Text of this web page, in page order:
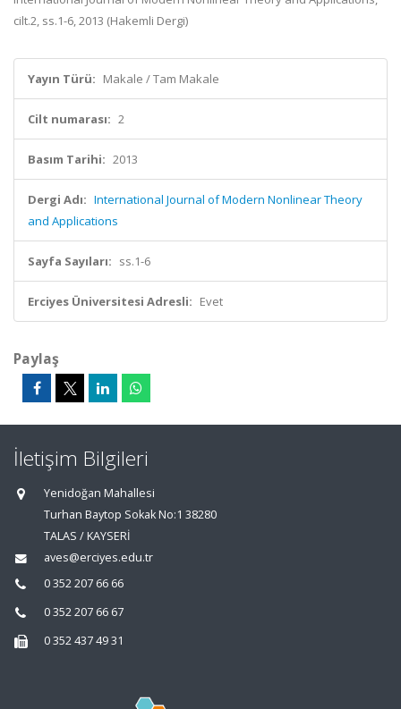
cilt.2, ss.1-6, 2013 (Hakemli Dergi)
Yayın Türü: Makale / Tam Makale
Cilt numarası: 2
Basım Tarihi: 2013
Dergi Adı: International Journal of Modern Nonlinear Theory
and Applications
Sayfa Sayıları: ss.1-6
Erciyes Üniversitesi Adresli: Evet
Paylaş
İletişim Bilgileri
Yenidoğan Mahallesi
Turhan Baytop Sokak No:1 38280
TALAS / KAYSERİ
aves@erciyes.edu.tr
0 352 207 66 66
0 352 207 66 67
0 352 437 49 31